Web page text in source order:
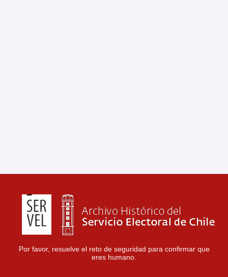
Por favor, resuelve el reto de seguridad para confirmar que
eres humano.